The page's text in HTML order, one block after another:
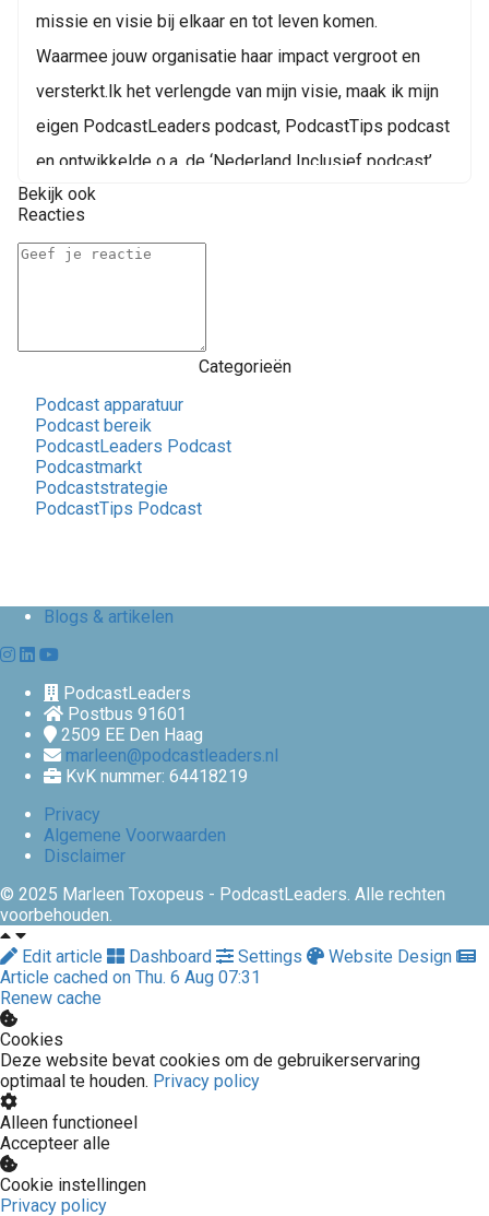
missie en visie bij elkaar en tot leven komen.
Waarmee jouw organisatie haar impact vergroot en
versterkt.Ik het verlengde van mijn visie, maak ik mijn
eigen PodcastLeaders podcast, PodcastTips podcast
en ontwikkelde o.a. de ‘Nederland Inclusief podcast’
voor Ministerie van Binnenlandse Zaken - Bureau
Racisme). Ook maakte ik de Vitamine Vriendschap
Bekijk ook
Reacties
Categorieën
Podcast apparatuur
Podcast bereik
PodcastLeaders Podcast
Podcastmarkt
Podcaststrategie
PodcastTips Podcast
Blogs & artikelen
PodcastLeaders
Postbus 91601
2509 EE Den Haag
marleen@podcastleaders.nl
KvK nummer: 64418219
Privacy
Algemene Voorwaarden
Disclaimer
© 2025 Marleen Toxopeus - PodcastLeaders. Alle rechten
voorbehouden.
Edit article
Dashboard Settings
Website Design
Article cached on Thu. 6 Aug 07:31
Renew cache
Cookies
Deze website bevat cookies om de gebruikerservaring
optimaal te houden. Privacy policy
Alleen functioneel
Accepteer alle
Cookie instellingen
Privacy policy